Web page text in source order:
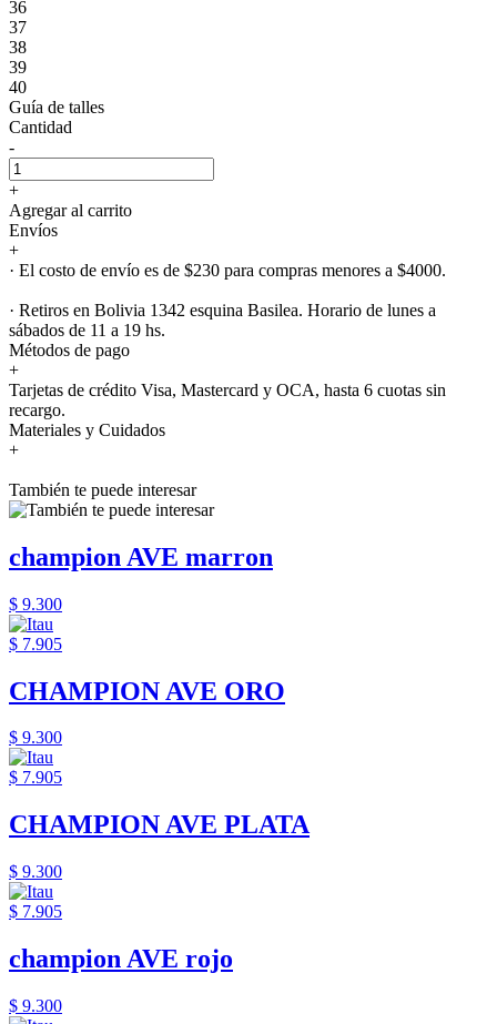
36
37
38
39
40
Guía de talles
Cantidad
-
+
Agregar al carrito
Envíos
+
· El costo de envío es de $230 para compras menores a $4000.
· Retiros en Bolivia 1342 esquina Basilea. Horario de lunes a
sábados de 11 a 19 hs.
Métodos de pago
+
Tarjetas de crédito Visa, Mastercard y OCA, hasta 6 cuotas sin
recargo.
Materiales y Cuidados
+
También te puede interesar
champion AVE marron
$ 9.300
$ 7.905
CHAMPION AVE ORO
$ 9.300
$ 7.905
CHAMPION AVE PLATA
$ 9.300
$ 7.905
champion AVE rojo
$ 9.300